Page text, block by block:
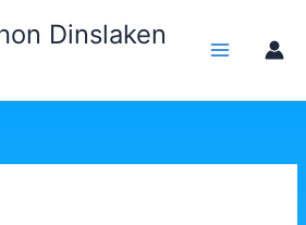
Dinslaken